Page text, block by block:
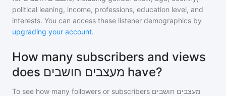
political leaning, income, professions, education level, and
interests. You can access these listener demographics by
upgrading your account.
How many subscribers and views
does מעצבים חושבים have?
To see how many followers or subscribers מעצבים חושבים